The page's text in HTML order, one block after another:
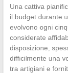
Una cattiva
il budget durante
evolvono ogni
considerate
disposizione,
difficilmente una
tra artigiani e